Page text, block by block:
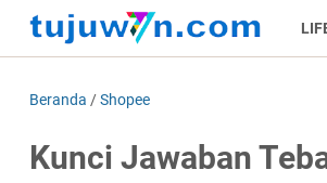
Beranda /Shopee
Kunci Jawaban